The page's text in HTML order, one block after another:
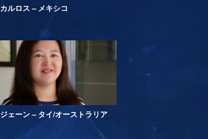
カルロス – メキシコ
ジェーン – タイ/オーストラリア